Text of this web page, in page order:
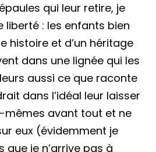
qui leur retire, je
liberté : les enfants bien
histoire et d’un héritage
dans une lignée qui les
aussi ce que raconte
dans l’idéal leur laisser
mêmes avant tout et ne
eux (évidemment je
que je n’arrive pas à